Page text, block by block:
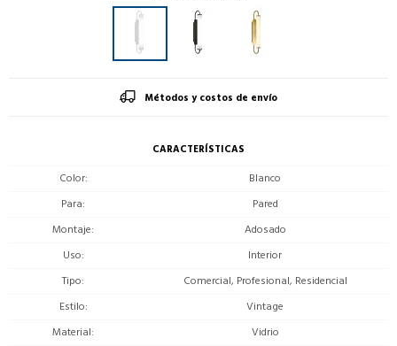
Métodos y costos de envío
CARACTERÍSTICAS
Color
Blanco
Para
Pared
Montaje
Adosado
Uso
Interior
Tipo
Comercial, Profesional, Residencial
Estilo
Vintage
Material
Vidrio